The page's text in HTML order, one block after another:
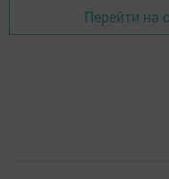
Перейти на